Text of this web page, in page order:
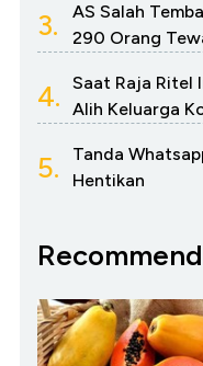
3.
AS Salah
290 Orang
4.
Saat Raja Ritel
Alih Keluarga
5.
Tanda
Hentikan